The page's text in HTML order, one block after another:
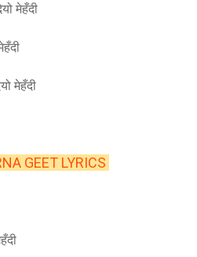
मेहँदी
मेहँदी
GEET LYRICS